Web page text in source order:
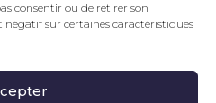
consentir ou de retirer son
sur certaines caractéristiques
